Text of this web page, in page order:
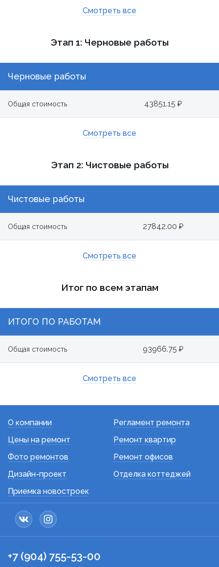
Смотреть все
Этап 1: Черновые работы
Черновые работы
Общая стоимость 43851.15 ₽
Смотреть все
Этап 2: Чистовые работы
Чистовые работы
Общая стоимость 27842.00 ₽
Смотреть все
Итог по всем этапам
ИТОГО ПО РАБОТАМ
Общая стоимость 93966.75 ₽
Смотреть все
О компании
Цены на ремонт
Фото ремонтов
Дизайн-проект
Приемка новостроек
Регламент ремонта
Ремонт квартир
Ремонт офисов
Отделка коттеджей
+7 (904) 755-53-00